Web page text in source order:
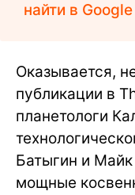
найти в
Оказывается,
публикации в
планетологи
Батыгин и
мощные